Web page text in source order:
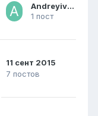
Andreyivanov
1 пост
11 сент 2015
7 постов